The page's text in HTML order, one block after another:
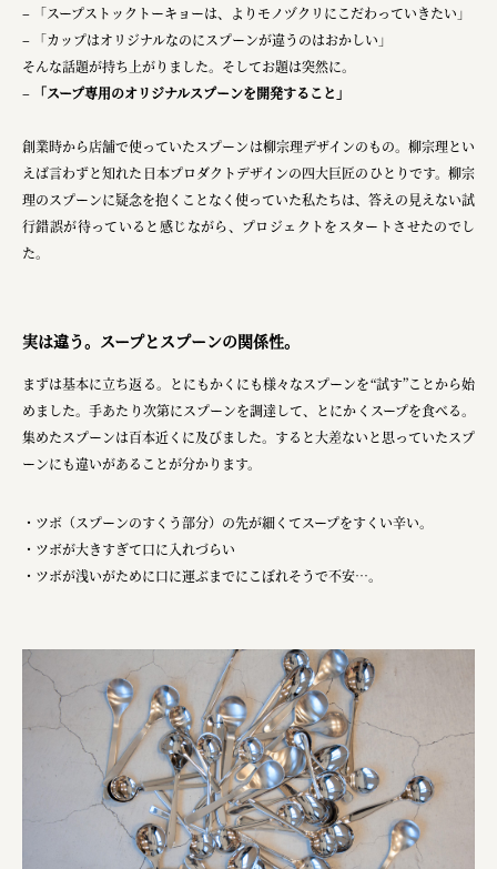
株式会社池田泉州銀行
岡野バルブ製造株式会社
株式会社ふくや
三井不動産株式会社
有限会社 丸久商店
株式会社イソガイ
住友化学株式会社
株式会社リビタ
宗教法人圓能寺立 若草幼稚園
株式会社 照沼
食処くさの根
株式会社クイーンピスタチオ
株式会社ハッチ
株式会社リブロプラス
福島県商工会連合会
京セラ株式会社
一般社団法人手紙寺
土佐しらす食堂二万匹
– 「スープストックトーキョーは、よりモノヅクリにこだわっていきたい」​
– 「カップはオリジナルなのにスプーンが違うのはおかしい」​
そんな話題が持ち上がりました。​そしてお題は突然に。
– 「スープ専用のオリジナルスプーンを開発すること」​
創業時から店舗で使っていたスプーンは柳宗理デザインのもの。柳宗理とい
えば言わずと知れた日本プロダクトデザインの四大巨匠のひとりです。​柳宗
理のスプーンに疑念を抱くことなく使っていた私たちは、答えの見えない試
行錯誤が待っていると感じながら、プロジェクトをスタートさせたのでし
た。
実は違う。スープとスプーンの関係性。
まずは基本に立ち返る。とにもかくにも様々なスプーンを“試す”ことから始
めました。​手あたり次第にスプーンを調達して、とにかくスープを食べる。
集めたスプーンは百本近くに及びました。​すると大差ないと思っていたスプ
ーンにも違いがあることが分かります。​
・ツボ（スプーンのすくう部分）の先が細くてスープをすくい辛い。​
・ツボが大きすぎて口に入れづらい​
・ツボが浅いがために口に運ぶまでにこぼれそうで不安…。